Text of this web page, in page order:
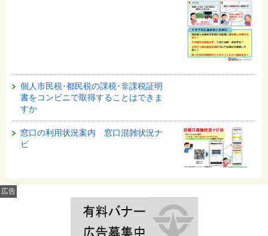
個人市民税･都民税の課税･非課税証明
書をコンビニで取得することはできま
すか
窓口の利用状況案内 窓口混雑状況ナ
ビ
広告